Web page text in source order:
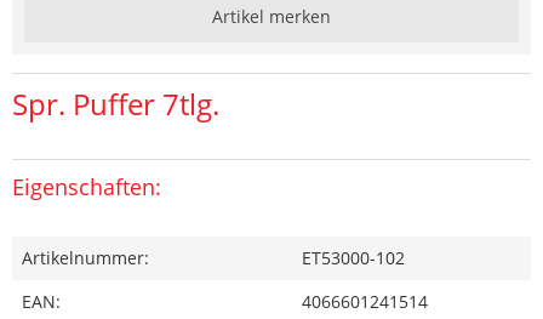
Artikel merken
Spr. Puffer 7tlg.
Eigenschaften:
Artikelnummer:
ET53000-102
EAN:
4066601241514